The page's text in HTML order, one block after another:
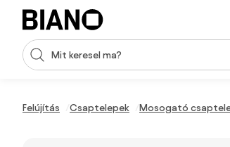
Navigáció kihagyása, ugrás a tartalomra
Keresési bevitel
Felújítás Csaptelepek Mosogató